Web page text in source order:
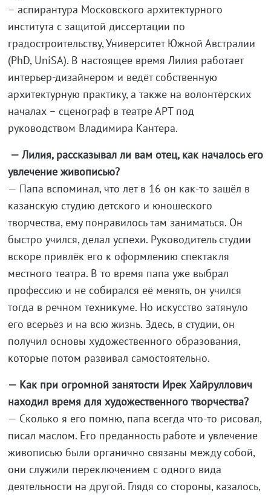
– аспирантура Московского архитектурного
института с защитой диссертации по
градостроительству, Университет Южной Австралии
(PhD, UniSA). В настоящее время Лилия работает
интерьер-дизайнером и ведёт собственную
архитектурную практику, а также на волонтёрских
началах – сценограф в театре АРТ под
руководством Владимира Кантера.
— Лилия, рассказывал ли вам отец, как началось его
увлечение живописью?
— Папа вспоминал, что лет в 16 он как-то зашёл в
казанскую студию детского и юношеского
творчества, ему понравилось там заниматься. Он
быстро учился, делал успехи. Руководитель студии
вскоре привлёк его к оформлению спектакля
местного театра. В то время папа уже выбрал
профессию и не собирался её менять, он учился
тогда в речном техникуме. Но искусство затянуло
его всерьёз и на всю жизнь. Здесь, в студии, он
получил основы художественного образования,
которые потом развивал самостоятельно.
— Как при огромной занятости Ирек Хайруллович
находил время для художественного творчества?
— Сколько я его помню, папа всегда что-то рисовал,
писал маслом. Его преданность работе и увлечение
живописью были органично связаны между собой,
они служили переключением с одного вида
деятельности на другой. Глядя со стороны, казалось,